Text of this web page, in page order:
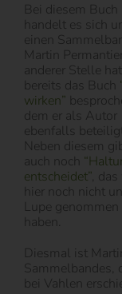
Bei diesem Buch
handelt es sich
einen
Martin
anderer Stelle
bereits das Buch
wirken”
dem er als Autor
ebenfalls
Neben diesem
auch noch
entscheidet”,
hier noch nicht
Lupe genommen
haben.
Diesmal ist
Sammelbandes,
bei Vahlen